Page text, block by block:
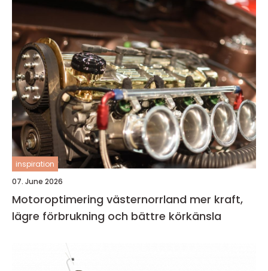
inspiration
07. June 2026
Motoroptimering västernorrland mer kraft,
lägre förbrukning och bättre körkänsla